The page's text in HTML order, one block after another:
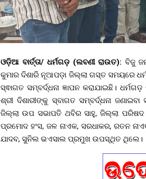
ଓଡ଼ିଆ ବାର୍ତ୍ତା/ ଧର୍ମଗଡ଼ (ଲବଣୀ ରାଉତ): ବିଜୁ
କୁମାର ଦିଶାରି ନୂଆପଡ଼ା ଜିଲ୍ଲା ଗସ୍ତ ସମୟରେ
ସ୍ଵାଗତ ସମ୍ବର୍ଦ୍ଧନା ଜ୍ଞାପନ କରାଯାଇଛି।
ଶ୍ରୀ ଦିଶାରୀଙ୍କୁ ସ୍ବାଗତ ସମ୍ବର୍ଦ୍ଧନା
ଜିଲ୍ଲା ଉପ ସଭାପତି ଥବିର ସାହୁ, ଜିଲ୍ଲା ପରିଷଦ
ପ୍ରମୋଦ ହଂସ, ଜଳ ନାଏକ, ସରଧାକର, ରତନ
ଯାଦବ, ସୁନିଲ ଭଏସାଲ ପ୍ରମୁଖ ଉପସ୍ଥିତ ଥିଲେ।